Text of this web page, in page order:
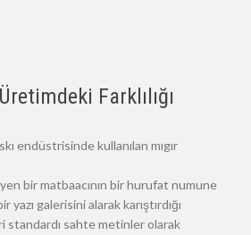
Farklılığı
endüstrisinde kullanılan mıgır
bir matbaacının bir hurufat numune
galerisini alarak karıştırdığı
sahte metinler olarak